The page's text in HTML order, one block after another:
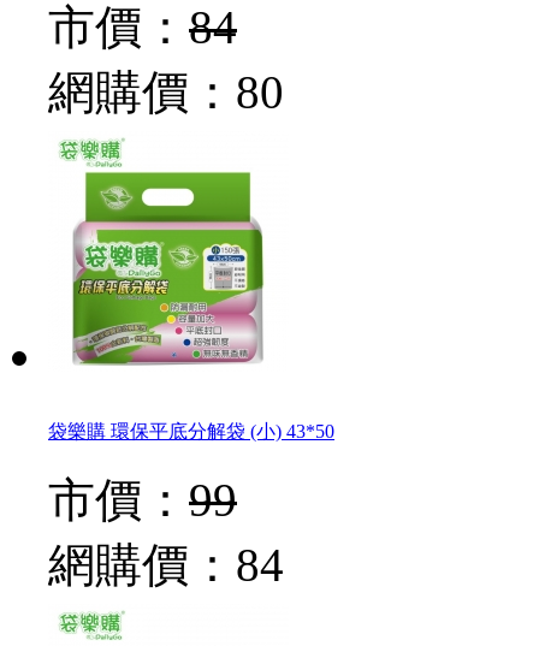
市價： 84
網購價： 80
袋樂購 環保平底分解袋 (小) 43*50
市價： 99
網購價： 84